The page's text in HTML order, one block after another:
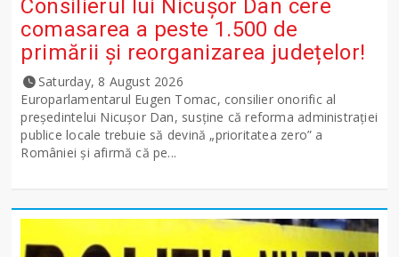
Consilierul lui Nicușor Dan cere
comasarea a peste 1.500 de
primării și reorganizarea județelor!
Saturday, 8 August 2026
Europarlamentarul Eugen Tomac, consilier onorific al
președintelui Nicușor Dan, susține că reforma administrației
publice locale trebuie să devină „prioritatea zero” a
României și afirmă că pe...